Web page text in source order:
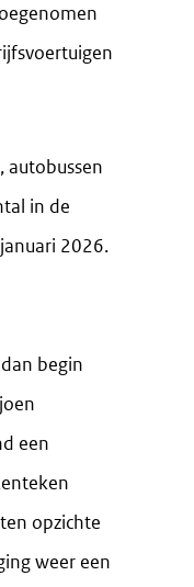
autobussen
in de
2026.
begin
een
opzichte
weer een